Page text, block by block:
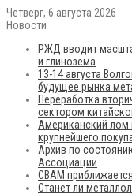
Четверг, 6 августа 2026
Новости
РЖД вводит
и глинозема
13-14 августа
будущее рынка
Переработка
сектором
Американский лом
крупнейшего
Архив по
Ассоциации
CBAM
Станет ли